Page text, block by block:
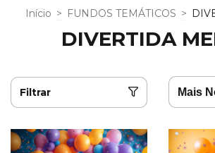
Início > FUNDOS TEMÁTICOS >
DIVERTIDA
Filtrar